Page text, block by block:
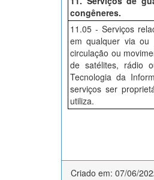
congêneres.
11.05 - Serviços
em qualquer via ou
circulação ou
de satélites, rádio
Tecnologia da
serviços ser
utiliza.
Criado em: 07/06/